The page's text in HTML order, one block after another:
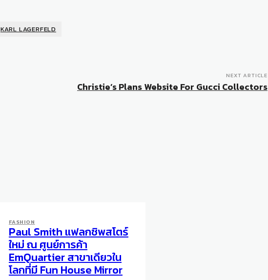
KARL LAGERFELD
NEXT ARTICLE
Christie’s Plans Website For Gucci Collectors
FASHION
Paul Smith แฟลกชิพสโตร์
ใหม่ ณ ศูนย์การค้า
EmQuartier สาขาเดียวใน
โลกที่มี Fun House Mirror